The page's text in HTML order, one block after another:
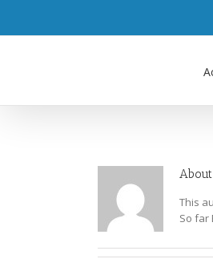
About
This
So far